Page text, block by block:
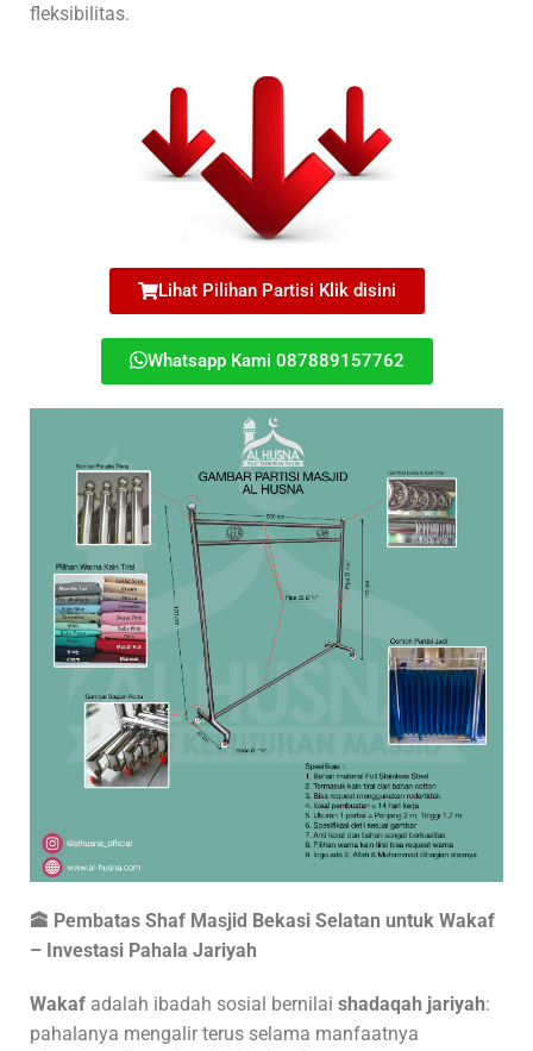
fleksibilitas.
Lihat Pilihan Partisi Klik disini
Whatsapp Kami 087889157762
🕋 Pembatas Shaf Masjid Bekasi Selatan untuk Wakaf
– Investasi Pahala Jariyah
Wakaf adalah ibadah sosial bernilai shadaqah jariyah:
pahalanya mengalir terus selama manfaatnya